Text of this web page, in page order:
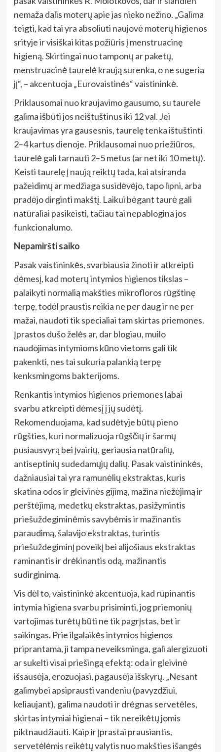
nemaža dalis moterų apie jas nieko nežino. „Galima
teigti, kad tai yra absoliuti naujovė moterų higienos
srityje ir visiškai kitas požiūris į menstruacinę
higieną. Skirtingai nuo tamponų ar paketų,
menstruacinė taurelė kraują surenka, o ne sugeria
jį“, – akcentuoja „Eurovaistinės“ vaistininkė.
Priklausomai nuo kraujavimo gausumo, su taurele
galima išbūti jos neištuštinus iki 12 val. Jei
kraujavimas yra gausesnis, taurelę tenka ištuštinti
2–4 kartus dienoje. Priklausomai nuo priežiūros,
taurelė gali tarnauti 2–5 metus (ar net iki 10 metų).
Keisti taurelę į naują reiktų tada, kai atsiranda
pažeidimų ar medžiaga susidėvėjo, tapo lipni, arba
pradėjo dirginti makštį. Laikui bėgant taurė gali
natūraliai pasikeisti, tačiau tai nepablogina jos
funkcionalumo.
Nepamiršti saiko
Pasak vaistininkės, svarbiausia žinoti ir atkreipti
dėmesį, kad moterų intymios higienos tikslas –
palaikyti normalią makšties mikrofloros rūgštinę
terpę, todėl praustis reikia ne per daug ir ne per
mažai, naudoti tik specialiai tam skirtas priemones.
Įprastos dušo želės ar, dar blogiau, muilo
naudojimas intymioms kūno vietoms gali tik
pakenkti, nes tai sukuria palankią terpę
kenksmingoms bakterijoms.
Renkantis intymios higienos priemones labai
svarbu atkreipti dėmesį į jų sudėtį.
Rekomenduojama, kad sudėtyje būtų pieno
rūgšties, kuri normalizuoja rūgščių ir šarmų
pusiausvyrą bei įvairių, geriausia natūralių,
antiseptinių sudedamųjų dalių. Pasak vaistininkės,
dažniausiai tai yra ramunėlių ekstraktas, kuris
skatina odos ir gleivinės gijimą, mažina niežėjimą ir
perštėjimą, medetkų ekstraktas, pasižymintis
priešuždegiminėmis savybėmis ir mažinantis
paraudimą, šalavijo ekstraktas, turintis
priešuždegiminį poveikį bei alijošiaus ekstraktas
raminantis ir drėkinantis odą, mažinantis
sudirginimą.
Vis dėl to, vaistininkė akcentuoja, kad rūpinantis
intymia higiena svarbu prisiminti, jog priemonių
vartojimas turėtų būti ne tik pagrįstas, bet ir
saikingas. Prie ilgalaikės intymios higienos
priprantama, ji tampa neveiksminga, gali alergizuoti
ar sukelti visai priešingą efektą: oda ir gleivinė
išsausėja, erozuojasi, pagausėja išskyrų. „Nesant
galimybei apsiprausti vandeniu (pavyzdžiui,
keliaujant), galima naudoti ir drėgnas servetėles,
skirtas intymiai higienai – tik nereikėtų jomis
piktnaudžiauti. Kaip ir įprastai prausiantis,
servetėlėmis reikėtų valytis nuo makšties išangės